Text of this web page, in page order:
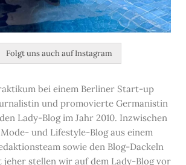
Folgt uns auch auf Instagram
bei einem Berliner Start-up
und promovierte Germanistin
Lady-Blog im Jahr 2010. Inzwischen
und Lifestyle-Blog aus einem
sowie den Blog-Dackeln
jeher stellen wir auf dem Lady-Blog vor